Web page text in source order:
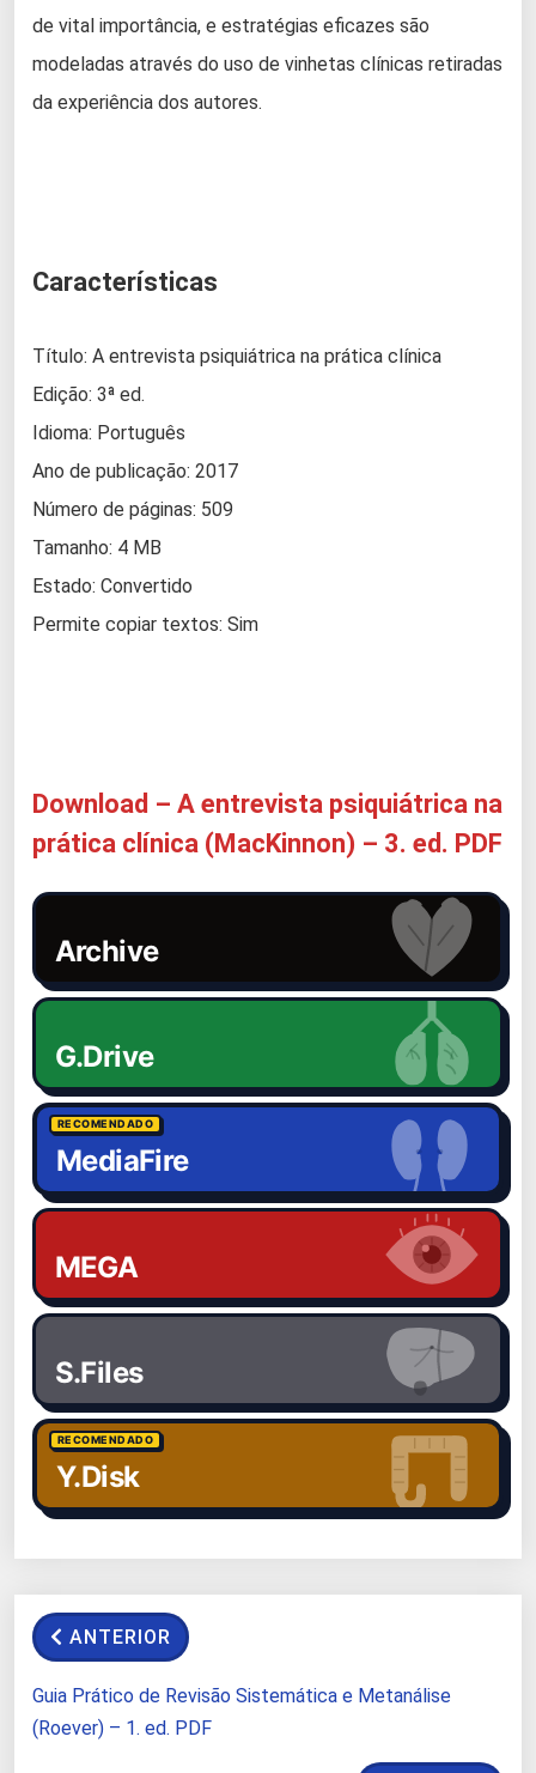
de vital importância, e estratégias eficazes são
modeladas através do uso de vinhetas clínicas retiradas
da experiência dos autores.
Características
Título: A entrevista psiquiátrica na prática clínica
Edição: 3ª ed.
Idioma: Português
Ano de publicação: 2017
Número de páginas: 509
Tamanho: 4 MB
Estado: Convertido
Permite copiar textos: Sim
Download – A entrevista psiquiátrica na
prática clínica (MacKinnon) – 3. ed. PDF
Archive
G.Drive
RECOMENDADO
MediaFire
MEGA
S.Files
RECOMENDADO
Y.Disk
ANTERIOR
Guia Prático de Revisão Sistemática e Metanálise
(Roever) – 1. ed. PDF